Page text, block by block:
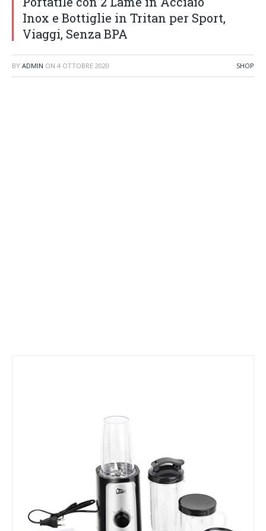
Inox e Bottiglie in Tritan per Sport,
Viaggi, Senza BPA
BY ADMIN ON 4 OTTOBRE 2020 SHOP